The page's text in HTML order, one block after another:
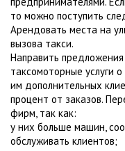
то можно поступить
Арендовать места на
вызова такси.
Направить
таксомоторные услуги
им дополнительных
процент от заказов.
фирм, так как:
у них больше машин,
обслуживать клиентов;